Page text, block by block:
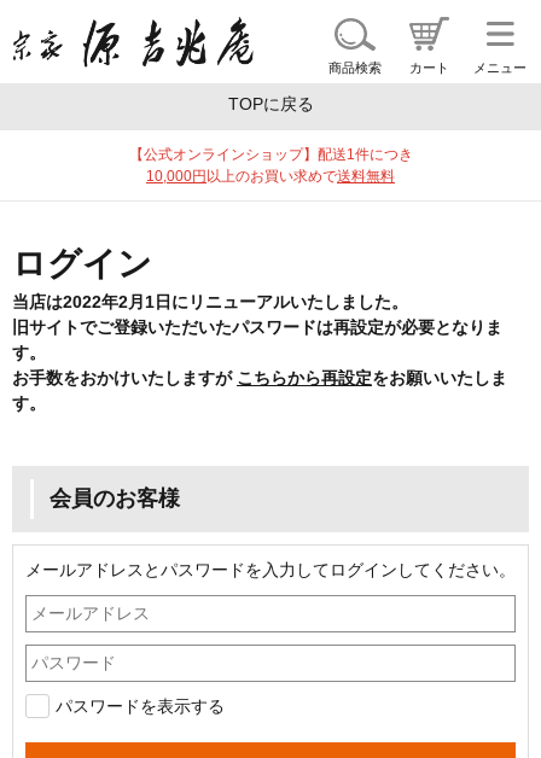
商品検索 カート メニュー
商品一覧 ギフトを探す
TOPに戻る
【公式オンラインショップ】配送1件につき
10,000円 以上のお買い求めで送料無料
ログイン
当店は2022年2月1日にリニューアルいたしました。
旧サイトでご登録いただいたパスワードは再設定が必要となりま
す。
お手数をおかけいたしますが こちらから再設定をお願いいたしま
す。
会員のお客様
メールアドレスとパスワードを入力してログインしてください。
パスワードを表示する